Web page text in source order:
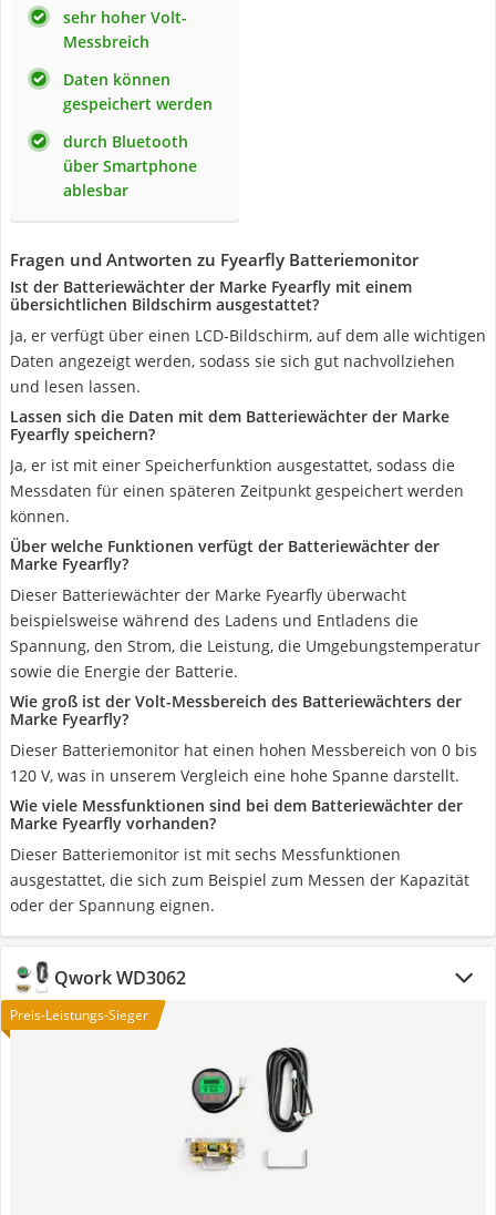
sehr hoher Volt-
Messbreich
Daten können
gespeichert werden
durch Bluetooth
über Smartphone
ablesbar
Fragen und Antworten zu Fyearfly Batteriemonitor
Ist der Batteriewächter der Marke Fyearfly mit einem
übersichtlichen Bildschirm ausgestattet?
Ja, er verfügt über einen LCD-Bildschirm, auf dem alle wichtigen
Daten angezeigt werden, sodass sie sich gut nachvollziehen
und lesen lassen.
Lassen sich die Daten mit dem Batteriewächter der Marke
Fyearfly speichern?
Ja, er ist mit einer Speicherfunktion ausgestattet, sodass die
Messdaten für einen späteren Zeitpunkt gespeichert werden
können.
Über welche Funktionen verfügt der Batteriewächter der
Marke Fyearfly?
Dieser Batteriewächter der Marke Fyearfly überwacht
beispielsweise während des Ladens und Entladens die
Spannung, den Strom, die Leistung, die Umgebungstemperatur
sowie die Energie der Batterie.
Wie groß ist der Volt-Messbereich des Batteriewächters der
Marke Fyearfly?
Dieser Batteriemonitor hat einen hohen Messbereich von 0 bis
120 V, was in unserem Vergleich eine hohe Spanne darstellt.
Wie viele Messfunktionen sind bei dem Batteriewächter der
Marke Fyearfly vorhanden?
Dieser Batteriemonitor ist mit sechs Messfunktionen
ausgestattet, die sich zum Beispiel zum Messen der Kapazität
oder der Spannung eignen.
Qwork WD3062
Preis-Leistungs-Sieger